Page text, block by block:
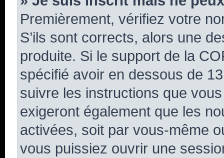
Premièrement, vérifiez votre
S’ils sont corrects, alors une
produite. Si le support de la
spécifié avoir en dessous de
suivre les instructions que
exigeront également que les
activées, soit par vous-même
vous puissiez ouvrir une